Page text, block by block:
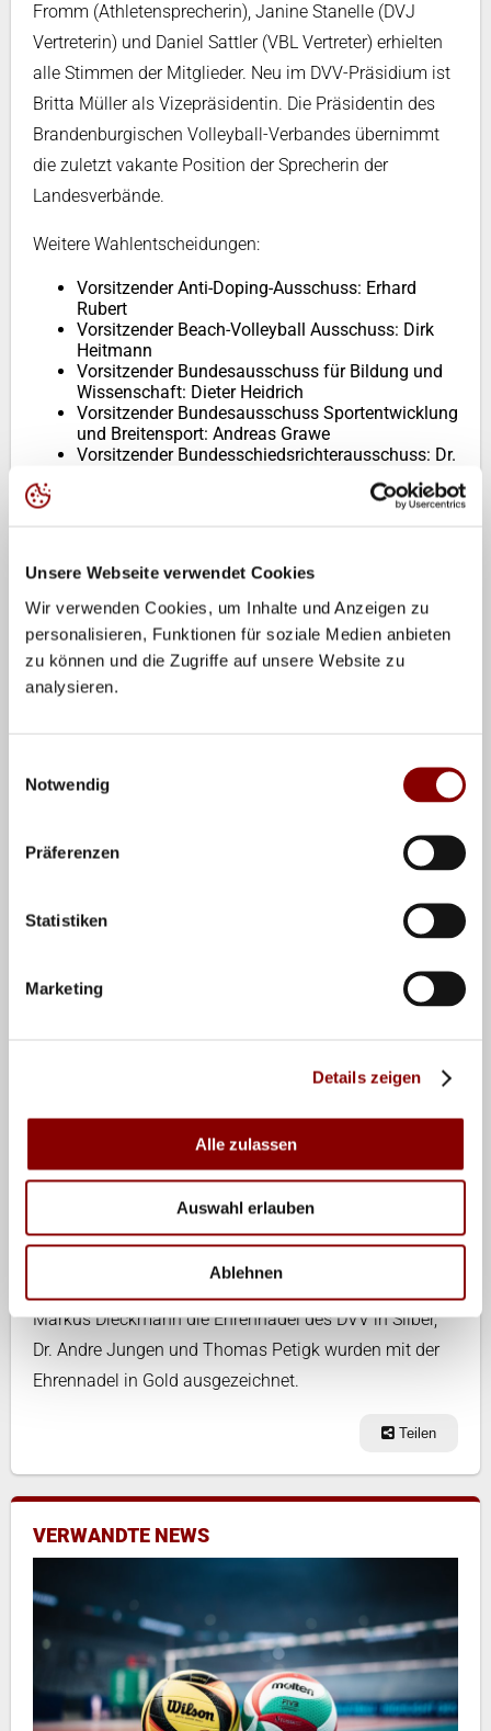
Unsere Webseite verwendet Cookies
Wir verwenden Cookies, um Inhalte und Anzeigen zu
personalisieren, Funktionen für soziale Medien anbieten
zu können und die Zugriffe auf unsere Website zu
analysieren.
Notwendig
Präferenzen
Statistiken
Marketing
Details zeigen
Alle zulassen
Auswahl erlauben
Ablehnen
Fromm (Athletensprecherin), Janine Stanelle (DVJ
Vertreterin) und Daniel Sattler (VBL Vertreter) erhielten
alle Stimmen der Mitglieder. Neu im DVV-Präsidium ist
Britta Müller als Vizepräsidentin. Die Präsidentin des
Brandenburgischen Volleyball-Verbandes übernimmt
die zuletzt vakante Position der Sprecherin der
Landesverbände.
Weitere Wahlentscheidungen:
Vorsitzender Anti-Doping-Ausschuss: Erhard
Rubert
Vorsitzender Beach-Volleyball Ausschuss: Dirk
Heitmann
Vorsitzender Bundesausschuss für Bildung und
Wissenschaft: Dieter Heidrich
Vorsitzender Bundesausschuss Sportentwicklung
und Breitensport: Andreas Grawe
Vorsitzender Bundesschiedsrichterausschuss: Dr.
Vorsitzender Bundesspielausschuss: Gerald
Mitglieder Satzungskommission: Bernhard
Behler, Dr. Linus Tepe, Stefan Reichhart
Verbandsgericht: Dr. Bernd Kirchhof
(Vorsitzender), Gerhard Freichel, Michael
Bischofberger, Peter Werner, Wolfgang Söllner
(Beisitzer)
Lizenzligaspruchkammer: Edgar Schmitt
(Vorsitzender), Dr. Christian Klöver, Dr. Christian
Mitglieder Ehrenrat: Jörg Schwenk, Klaus
Richard Drechsel
Kassenprüfer: Gernot Buseck, Andreas Burkard;
Vertreter der Landesverbände im BVA: Markus
Pfahlert, Andreas Simon
Auf der MV wurden Richard Drechsel, Thomas Petigk und Dr. André
Jungen (von links) von Präsident Markus Dieckmann geehrt. (Fotos:
DVV)
Markus Dieckmann die Ehrennadel des DVV in Silber,
Dr. Andre Jungen und Thomas Petigk wurden mit der
Ehrennadel in Gold ausgezeichnet.
Teilen
VERWANDTE NEWS